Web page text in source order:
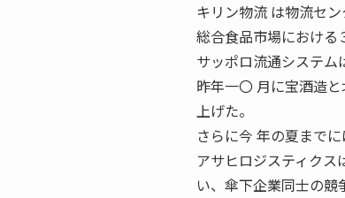
キリン物流 は物流セ
総合食品市場における
サッポロ流通システム
昨年一〇 月に宝酒造
上げた。
さらに今 年の夏まで
アサヒロジスティクス
い、傘下企業同士の競